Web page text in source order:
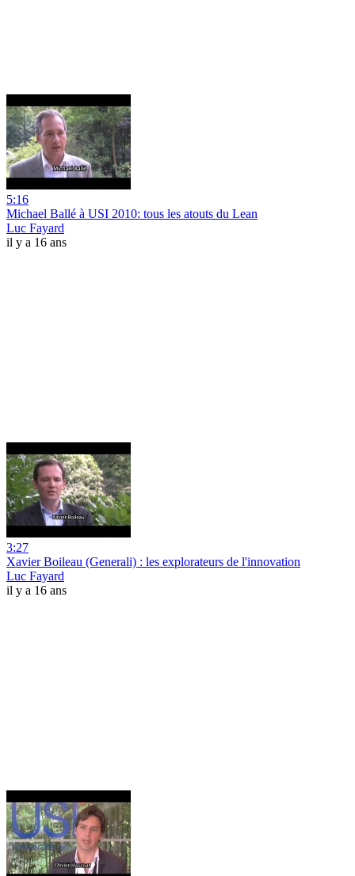
5:16
Michael Ballé à USI 2010: tous les atouts du Lean
Luc Fayard
il y a 16 ans
3:27
Xavier Boileau (Generali) : les explorateurs de l'innovation
Luc Fayard
il y a 16 ans